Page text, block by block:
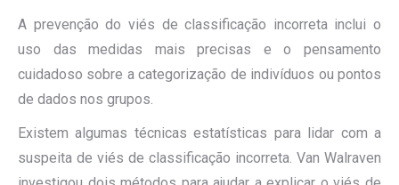
A prevenção do viés de classificação incorreta inclui o
uso das medidas mais precisas e o pensamento
cuidadoso sobre a categorização de indivíduos ou pontos
de dados nos grupos.
Existem algumas técnicas estatísticas para lidar com a
suspeita de viés de classificação incorreta. Van Walraven